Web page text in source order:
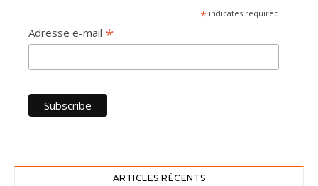
* indicates required
Adresse e-mail *
ARTICLES RÉCENTS